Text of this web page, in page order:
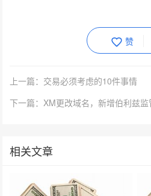
赞
上一篇：交易必须考虑的10件事情
下一篇：XM更改域名，新增伯利兹监
相关文章